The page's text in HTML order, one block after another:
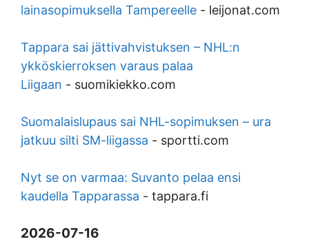
lainasopimuksella Tampereelle - leijonat.com
Tappara sai jättivahvistuksen – NHL:n
ykköskierroksen varaus palaa
Liigaan - suomikiekko.com
Suomalaislupaus sai NHL-sopimuksen – ura
jatkuu silti SM-liigassa - sportti.com
Nyt se on varmaa: Suvanto pelaa ensi
kaudella Tapparassa - tappara.fi
2026-07-16